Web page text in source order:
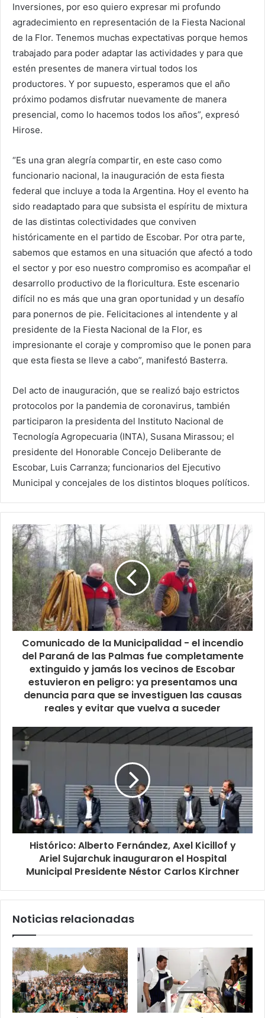
Inversiones, por eso quiero expresar mi profundo
agradecimiento en representación de la Fiesta Nacional
de la Flor. Tenemos muchas expectativas porque hemos
trabajado para poder adaptar las actividades y para que
estén presentes de manera virtual todos los
productores. Y por supuesto, esperamos que el año
próximo podamos disfrutar nuevamente de manera
presencial, como lo hacemos todos los años”, expresó
Hirose.
“Es una gran alegría compartir, en este caso como
funcionario nacional, la inauguración de esta fiesta
federal que incluye a toda la Argentina. Hoy el evento ha
sido readaptado para que subsista el espíritu de mixtura
de las distintas colectividades que conviven
históricamente en el partido de Escobar. Por otra parte,
sabemos que estamos en una situación que afectó a todo
el sector y por eso nuestro compromiso es acompañar el
desarrollo productivo de la floricultura. Este escenario
difícil no es más que una gran oportunidad y un desafío
para ponernos de pie. Felicitaciones al intendente y al
presidente de la Fiesta Nacional de la Flor, es
impresionante el coraje y compromiso que le ponen para
que esta fiesta se lleve a cabo”, manifestó Basterra.
Del acto de inauguración, que se realizó bajo estrictos
protocolos por la pandemia de coronavirus, también
participaron la presidenta del Instituto Nacional de
Tecnología Agropecuaria (INTA), Susana Mirassou; el
presidente del Honorable Concejo Deliberante de
Escobar, Luis Carranza; funcionarios del Ejecutivo
Municipal y concejales de los distintos bloques políticos.
Comunicado de la Municipalidad - el incendio
del Paraná de las Palmas fue completamente
extinguido y jamás los vecinos de Escobar
estuvieron en peligro: ya presentamos una
denuncia para que se investiguen las causas
reales y evitar que vuelva a suceder
Histórico: Alberto Fernández, Axel Kicillof y
Ariel Sujarchuk inauguraron el Hospital
Municipal Presidente Néstor Carlos Kirchner
Noticias relacionadas